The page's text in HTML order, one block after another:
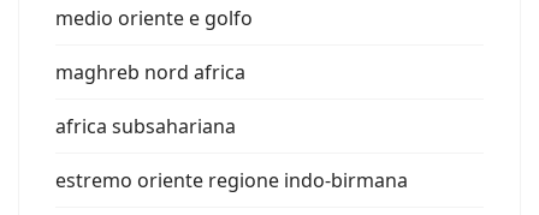
medio oriente e golfo
maghreb nord africa
africa subsahariana
estremo oriente regione indo-birmana